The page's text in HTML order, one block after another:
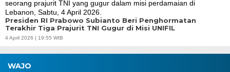
Presiden RI Prabowo Subianto Beri Penghormatan
Terakhir Tiga Prajurit TNI Gugur di Misi UNIFIL
4 April 2026 | 19:55 WIB
WAJO